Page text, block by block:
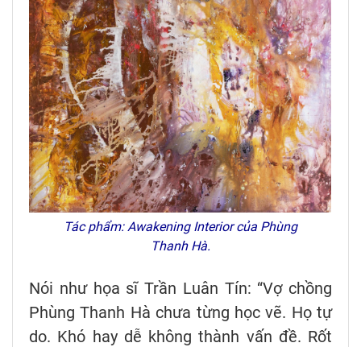
Tác phẩm: Awakening Interior của Phùng
Thanh Hà.
Nói như họa sĩ Trần Luân Tín: “Vợ chồng
Phùng Thanh Hà chưa từng học vẽ. Họ tự
do. Khó hay dễ không thành vấn đề. Rốt